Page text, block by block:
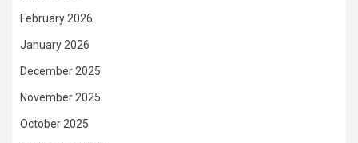
February 2026
January 2026
December 2025
November 2025
October 2025